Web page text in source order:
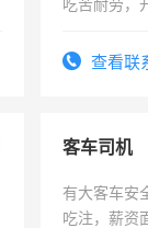
吃苦耐劳，
查看联
客车司机
有大客车安
吃注，薪资